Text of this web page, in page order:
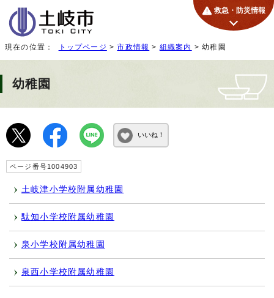
救急・防災情報
現在の位置： トップページ >市政情報 > 組織案内 > 幼稚園
幼稚園
いいね！
ページ番号1004903
土岐津小学校附属幼稚園
駄知小学校附属幼稚園
泉小学校附属幼稚園
泉西小学校附属幼稚園